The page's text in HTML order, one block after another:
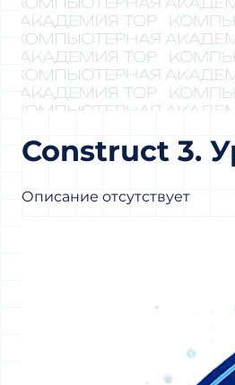
Construct 3.
Описание отсутствует